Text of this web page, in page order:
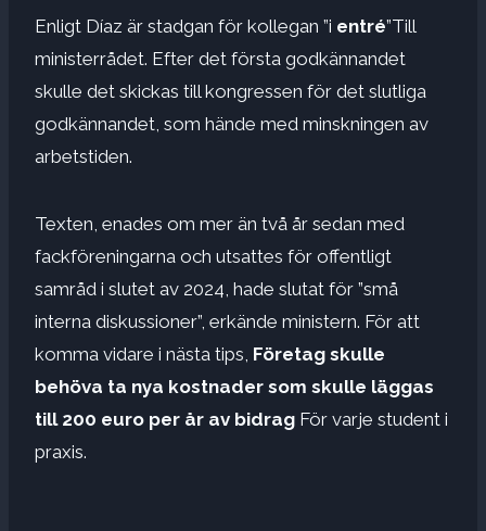
Enligt Díaz är stadgan för kollegan ”i entré”Till
ministerrådet. Efter det första godkännandet
skulle det skickas till kongressen för det slutliga
godkännandet, som hände med minskningen av
arbetstiden.
Texten, enades om mer än två år sedan med
fackföreningarna och utsattes för offentligt
samråd i slutet av 2024, hade slutat för ”små
interna diskussioner”, erkände ministern. För att
komma vidare i nästa tips, Företag skulle
behöva ta nya kostnader som skulle läggas
till 200 euro per år av bidrag För varje student i
praxis.